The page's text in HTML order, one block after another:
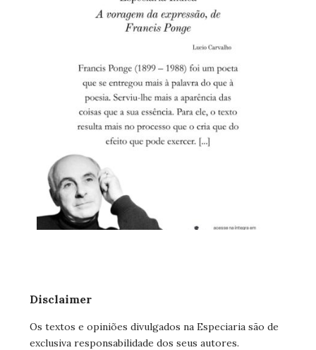
Disclaimer
Os textos e opiniões divulgados na Especiaria são de
exclusiva responsabilidade dos seus autores.